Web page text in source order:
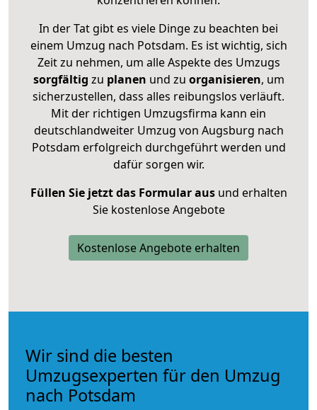
In der Tat gibt es viele Dinge zu beachten bei
einem Umzug nach Potsdam. Es ist wichtig, sich
Zeit zu nehmen, um alle Aspekte des Umzugs
sorgfältig zu planen und zu organisieren, um
sicherzustellen, dass alles reibungslos verläuft.
Mit der richtigen Umzugsfirma kann ein
deutschlandweiter Umzug von Augsburg nach
Potsdam erfolgreich durchgeführt werden und
dafür sorgen wir.
Füllen Sie jetzt das Formular ausund erhalten
Sie kostenlose Angebote
Kostenlose Angebote erhalten
Wir sind die besten
Umzugsexperten für den Umzug
nach Potsdam